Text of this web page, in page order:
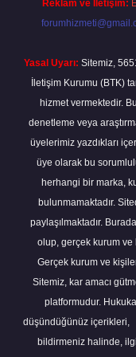
Reklam ve İletişim:
Yasal Uyarı: Sitemiz,
İletişim Kurumu (BTK)
hizmet vermektedir.
denetleme veya
üyelerimiz yazdıkları
üye olarak bu
herhangi bir marka,
bulunmamaktadır.
paylaşılmaktadır.
olup, gerçek kurum ve
Gerçek kurum ve
Sitemiz, kar amacı
platformudur.
düşündüğünüz içerikleri,
bildirmeniz halinde,